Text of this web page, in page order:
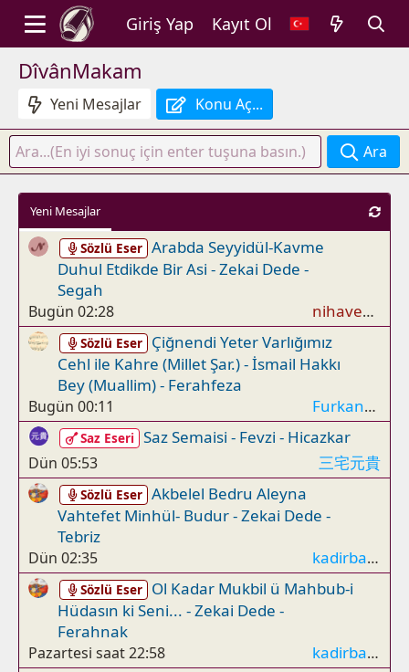
Giriş Yap Kayıt Ol
DîvânMakam
Yeni Mesajlar Konu Aç...
Ara
Yeni Mesajlar
Sözlü Eser Arabda Seyyidül-Kavme
Duhul Etdikde Bir Asi - Zekai Dede -
Segah
Bugün 02:28 nihavend
Sözlü Eser Çiğnendi Yeter Varlığımız
Cehl ile Kahre (Millet Şar.) - İsmail Hakkı
Bey (Muallim) - Ferahfeza
Bugün 00:11 FurkanEren
Saz Eseri Saz Semaisi - Fevzi - Hicazkar
Dün 05:53 三宅元貴
Sözlü Eser Akbelel Bedru Aleyna
Vahtefet Minhül- Budur - Zekai Dede -
Tebriz
Dün 02:35 kadirbahadıroğlu
Sözlü Eser Ol Kadar Mukbil ü Mahbub-i
Hüdasın ki Seni... - Zekai Dede -
Ferahnak
Pazartesi saat 22:58 kadirbahadıroğlu